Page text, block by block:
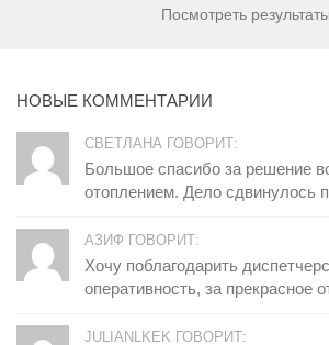
Посмотреть результаты
НОВЫЕ КОММЕНТАРИИ
СВЕТЛАНА ГОВОРИТ:
Большое спасибо за решение
отоплением. Дело сдвинулось
АЗИФ ГОВОРИТ:
Хочу поблагодарить
оперативность, за прекрасное
JULIANLKEK ГОВОРИТ: